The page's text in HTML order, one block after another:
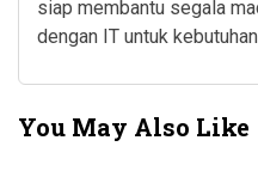
siap membantu segala
dengan IT untuk
You May Also Like